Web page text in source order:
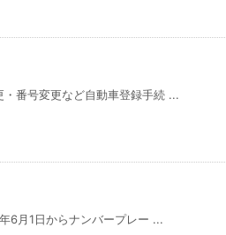
番号変更など自動車登録手続 ...
6月1日からナンバープレー ...